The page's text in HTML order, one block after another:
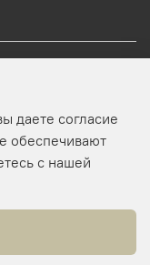
даете согласие
обеспечивают
с нашей